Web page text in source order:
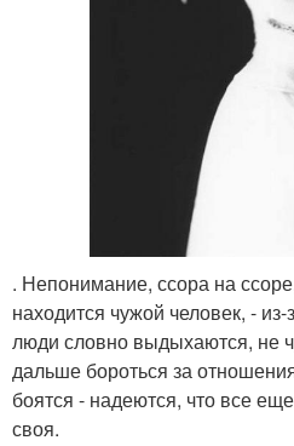
. Непонимание, ссора на
находится чужой человек, - из-
люди словно выдыхаются, не
дальше бороться за
боятся - надеются, что все
своя.